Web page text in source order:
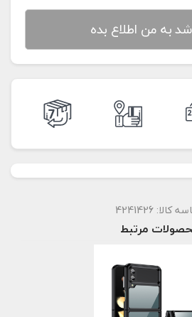
به من اطلاع بده
کالا: 4241426
مرتبط